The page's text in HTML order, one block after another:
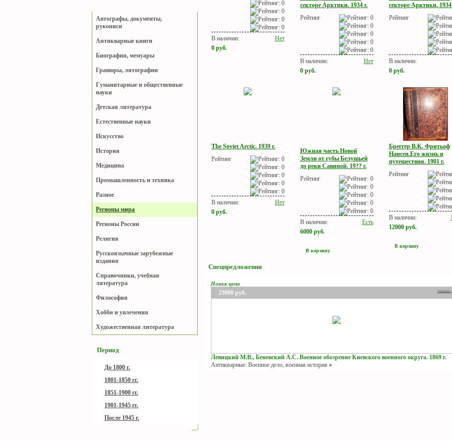
Автографы, документы,
рукописи
Антикварные книги
Биографии, мемуары
Гравюры, литографии
Гуманитарные и общественные
науки
Детская литература
Естественные науки
Искусство
История
Медицина
Промышленность и техника
Разное
Регионы мира
Регионы России
Религия
Русскоязычные зарубежные
издания
Справочники, учебная
литература
Философия
Хобби и увлечения
Художественная литература
Период
До 1800 г.
1801-1850 гг.
1851-1900 гг.
1901-1945 гг.
После 1945 г.
В наличии:
Нет
0 руб.
секторе Арктики. 1934 г.
Рейтинг
В наличии:
Нет
0 руб.
секторе Арктики. 1934
Рейтинг
В наличии:
0 руб.
The Soviet Arctic. 1939 г.
Рейтинг
В наличии:
Нет
0 руб.
Южная часть Новой
Земли от губы Белушьей
до реки Савиной. 19?? г.
Рейтинг
В наличии:
Есть
6000 руб.
В корзину
Бреггер В.К. Фритьоф
Нансен.Его жизнь и
путешествия. 1901 г.
Рейтинг
В наличии:
12000 руб.
В корзину
Спецпредложения
Новая цена
26000
23000 руб.
Левицкий М.В., Беневский А.С. Военное обозрение Киевского военного округа. 1869 г.
Антикварные: Военное дело, военная история »